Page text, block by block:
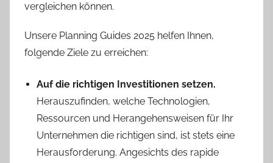
vergleichen können.
Unsere Planning Guides 2025 helfen Ihnen,
folgende Ziele zu erreichen:
Auf die richtigen Investitionen setzen.
Herauszufinden, welche Technologien,
Ressourcen und Herangehensweisen für Ihr
Unternehmen die richtigen sind, ist stets eine
Herausforderung. Angesichts des rapide